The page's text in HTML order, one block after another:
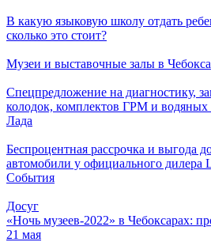
В какую языковую школу отдать
сколько это стоит?
Музеи и выставочные залы в
Спецпредложение на диагностику,
колодок, комплектов ГРМ и водяных
Лада
Беспроцентная рассрочка и выгода
автомобили у официального дилера
События
Досуг
«Ночь музеев-2022» в Чебоксарах:
21 мая